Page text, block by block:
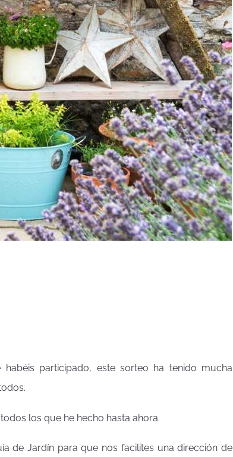
participado, este sorteo ha tenido mucha
los que he hecho hasta ahora.
de Jardín para que nos facilites una dirección de